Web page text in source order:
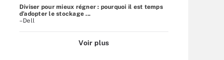
Diviser pour mieux régner : pourquoi il est temps
d’adopter le stockage ...
–Dell
Voir plus